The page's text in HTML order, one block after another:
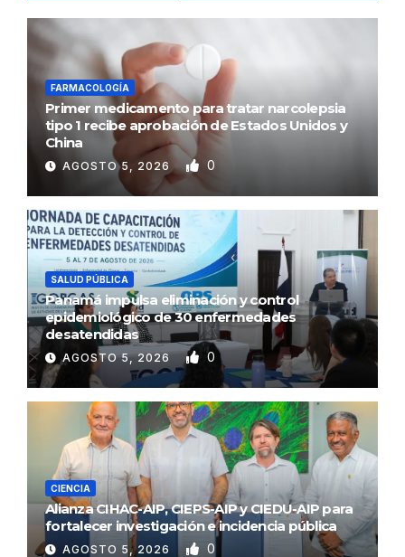
FARMACOLOGÍA
Primer medicamento para tratar narcolepsia
tipo 1 recibe aprobación de Estados Unidos y
China
AGOSTO 5, 2026 0
SALUD PÚBLICA
Panamá impulsa eliminación y control
epidemiológico de 30 enfermedades
desatendidas
AGOSTO 5, 2026 0
CIENCIA
Alianza CIHAC-AIP, CIEPS-AIP y CIEDU-AIP para
fortalecer investigación e incidencia pública
AGOSTO 5, 2026 0